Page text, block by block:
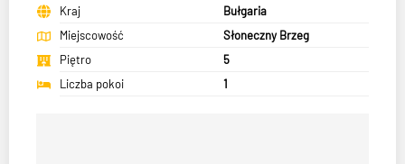
Kraj
Bułgaria
Miejscowość
Słoneczny Brzeg
Piętro
5
Liczba pokoi
1